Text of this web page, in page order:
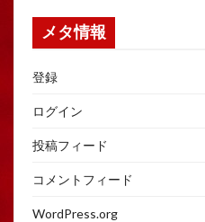
メタ情報
登録
ログイン
投稿フィード
コメントフィード
WordPress.org